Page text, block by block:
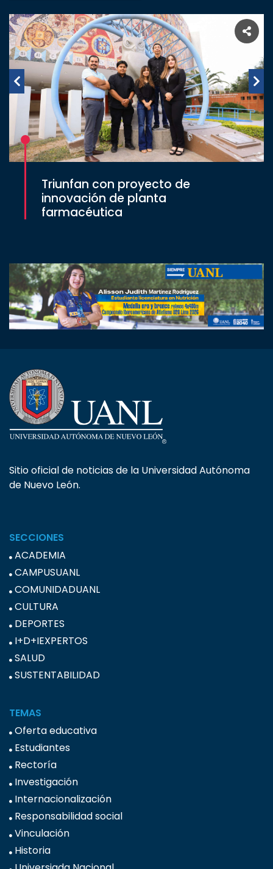
Triunfan con proyecto de
innovación de planta
farmacéutica
Sitio oficial de noticias de la Universidad Autónoma
de Nuevo León.
SECCIONES
ACADEMIA
CAMPUSUANL
COMUNIDADUANL
CULTURA
DEPORTES
I+D+IEXPERTOS
SALUD
SUSTENTABILIDAD
TEMAS
Oferta educativa
Estudiantes
Rectoría
Investigación
Internacionalización
Responsabilidad social
Vinculación
Historia